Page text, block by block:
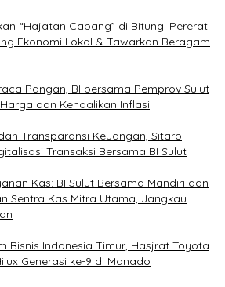
“Hajatan Cabang” di Bitung: Pererat
Ekonomi Lokal & Tawarkan Beragam
Pangan, BI bersama Pemprov Sulut
dan Kendalikan Inflasi
Transparansi Keuangan, Sitaro
Transaksi Bersama BI Sulut
Kas: BI Sulut Bersama Mandiri dan
Sentra Kas Mitra Utama, Jangkau
Bisnis Indonesia Timur, Hasjrat Toyota
Generasi ke-9 di Manado